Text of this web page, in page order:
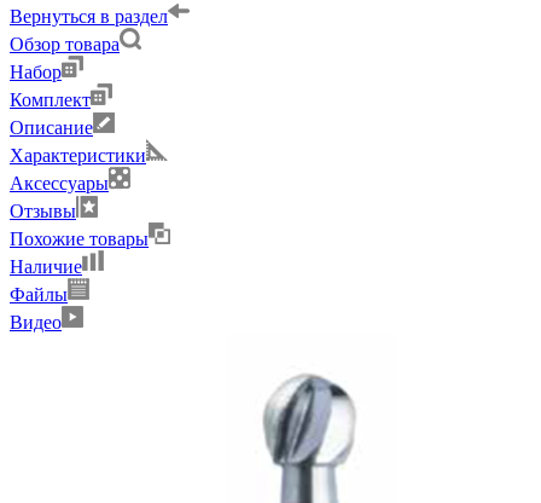
Вернуться в раздел
Обзор товара
Набор
Комплект
Описание
Характеристики
Аксессуары
Отзывы
Похожие товары
Наличие
Файлы
Видео